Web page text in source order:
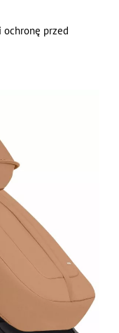
ochronę przed